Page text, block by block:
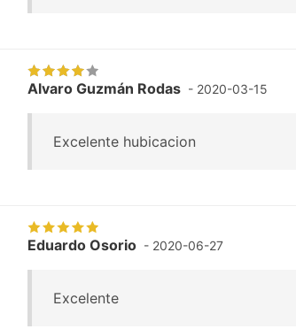
Alvaro Guzmán Rodas - 2020-03-15
Excelente hubicacion
Eduardo Osorio - 2020-06-27
Excelente